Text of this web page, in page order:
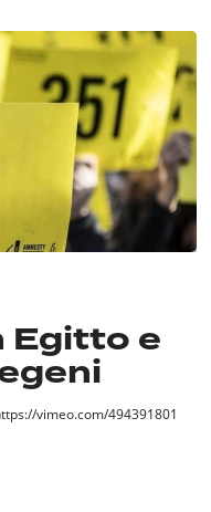
Egitto e
vimeo.com/494391801